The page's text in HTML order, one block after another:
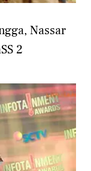
Nassar
2